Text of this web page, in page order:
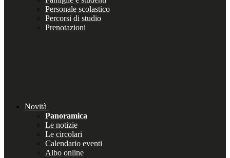
Personale scolastico
Percorsi di studio
Prenotazioni
Novità
Panoramica
Le notizie
Le circolari
Calendario eventi
Albo online